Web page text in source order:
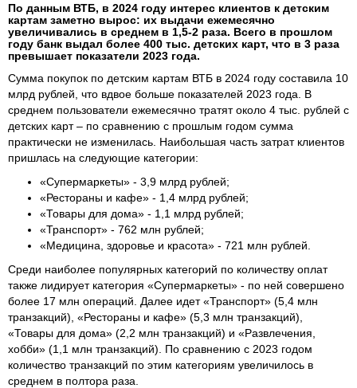
По данным ВТБ, в 2024 году интерес клиентов к детским
картам заметно вырос: их выдачи ежемесячно
увеличивались в среднем в 1,5-2 раза. Всего в прошлом
году банк выдал более 400 тыс. детских карт, что в 3 раза
превышает показатели 2023 года.
Сумма покупок по детским картам ВТБ в 2024 году составила 10
млрд рублей, что вдвое больше показателей 2023 года. В
среднем пользователи ежемесячно тратят около 4 тыс. рублей с
детских карт – по сравнению с прошлым годом сумма
практически не изменилась. Наибольшая часть затрат клиентов
пришлась на следующие категории:
«Супермаркеты» - 3,9 млрд рублей;
«Рестораны и кафе» - 1,4 млрд рублей;
«Товары для дома» - 1,1 млрд рублей;
«Транспорт» - 762 млн рублей;
«Медицина, здоровье и красота» - 721 млн рублей.
Среди наиболее популярных категорий по количеству оплат
также лидирует категория «Супермаркеты» - по ней совершено
более 17 млн операций. Далее идет «Транспорт» (5,4 млн
транзакций), «Рестораны и кафе» (5,3 млн транзакций),
«Товары для дома» (2,2 млн транзакций) и «Развлечения,
хобби» (1,1 млн транзакций). По сравнению с 2023 годом
количество транзакций по этим категориям увеличилось в
среднем в полтора раза.